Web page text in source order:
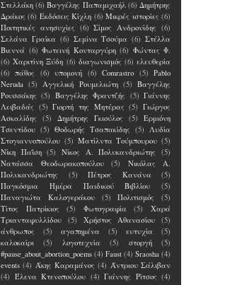
Στελλάκη (6) Βαγγέλης Παπαμιχαήλ (6) Δημήτρης
Δράκος (6) Εκδόσεις Κίχλη (6) Μικρές ιστορίες (6)
Ποιτητικές ανησυχίες (6) Σίμος Ανδρονίδης (6)
Σελάνα Γραίκα (6) Σεμίνα Τσούμα (6) Στέλλα
Βιεννά (6) Φωτεινή Κονταργύρη (6) Φώντας Φ.
(6) Χαριτίνη Ξύδη (6) διαγωνισμός (6) ελευθερία
(6)
πάθος (6) υπομονή (6) Comrastro (5) Pablo
Neruda (5) Αγγελική Ρουμελιώτη (5) Βαγγέλης
Ρουσσάκης (5) Βαγγέλης Φραντζής (5) Γιάννης
Λειβαδάς (5) Γιορτή της Μητέρας (5) Γιώργος
Ασκαλίδης
(5) Δημήτρης Γκιούλος (5)
Ερμιόνη
Τσεντίδου (5) Θοδωρής Τσαπακίδης (5) Λυδία
Στογιαννοπούλου (5) Ματίλντα Τούμπουρου (5)
Νίκη Παΐση (5) Νίκος Α. Πολυκανδριώτης
(5)
Νατάσσα Θεοδωρακοπούλου
(5)
Νικόλας Α.
Πολυκανδριώτης
(5) Πέτρος Κανάνα
(5)
Παγκόσμια Ημέρα Παιδικού Βιβλίου
(5)
Παναγιώτα Καλογεράκου
(5) Πολιτισμός
(5)
Τίτος Πατρίκιος
(5) Φωτογραφία (5)
Χαρά
Τριανταφυλλίδου
(5) Χρήστος Αθανασίου
(5)
άνθρωπος
(5) αγαπημένα (5) ευτυχία
(5)
καλοκαίρι
(5) λογοτεχνία (5) στοργή
(5)
#pause_about_abortion_poems (4) Faust (4) Sraosha (4)
events (4) Άκης Καραμάνος (4) Άντριου Σάλιβαν
(4) Έλενα Kτενοπούλου (4) Γιάννης Ρίτσος (4)